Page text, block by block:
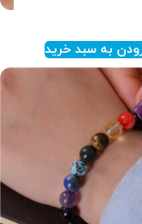
به سبد خرید